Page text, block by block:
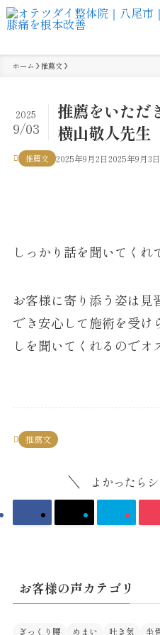
ホーム 推薦文
推薦をいただ
横山敬人先
2025
9/03
推薦文 2025年9月2日2025年9月3日
しっかり話を聞いてく
お客様に寄り添う姿は見
でき安心して施術を受け
しを聞いてくれるのでオ
推薦文
よかったら
お客様の声カテゴリ
ぎっくり腰 めまい 吐き気 坐